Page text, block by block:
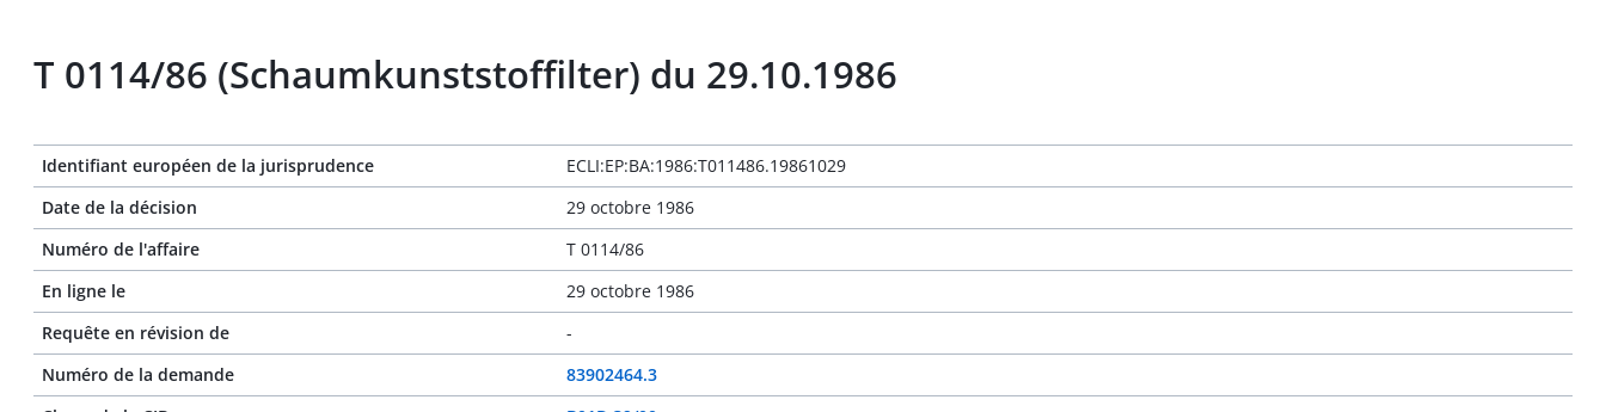
T 0114/86 (Schaumkunststoffilter) du 29.10.1986
Identifiant européen de la jurisprudence
ECLI:EP:BA:1986:T011486.19861029
Date de la décision
29 octobre 1986
Numéro de l'affaire
T 0114/86
En ligne le
29 octobre 1986
Requête en révision de
-
Numéro de la demande
83902464.3